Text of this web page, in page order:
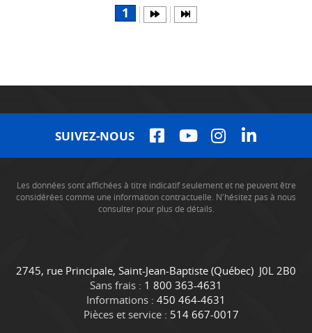
1
SUIVEZ-NOUS
Les données sont affichées à titre indicatif seulement et ne peuvent être
considérées comme une information contractuelle. N'hésitez pas à nous
consulter pour plus de détails.
C
o
n
t
C
a
m
i
2745, rue Principale, Saint-Jean-Baptiste (Québec) J0L 2B0
Sans frais : 1 800 363-4631
Informations : 450 464-4631
Pièces et service : 514 667-0017